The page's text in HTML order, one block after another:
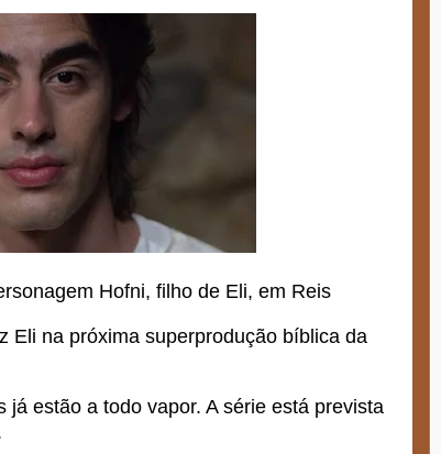
Hofni, filho de Eli, em Reis
Eli na próxima superprodução bíblica da
estão a todo vapor. A série está prevista